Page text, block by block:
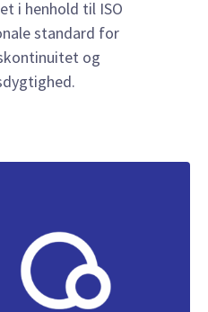
i henhold til ISO
standard for
og